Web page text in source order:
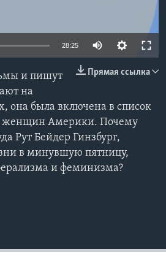
28:25
Прямая ссылка
и пишут
на
она была включена в список
женщин Америки. Почему
Рут Бейдер Гинзбург,
в минувшую пятницу,
и феминизма?